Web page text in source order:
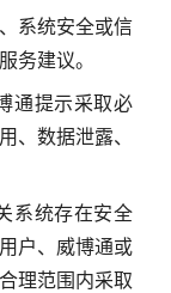
系统安全或信
务建议。
通提示采取必
、数据泄露、
系统存在安全
户、威博通或
理范围内采取